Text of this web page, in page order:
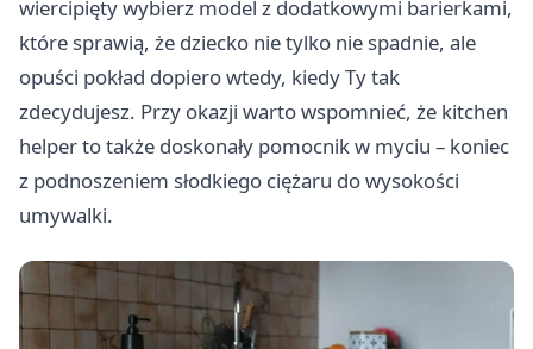
wiercipięty wybierz model z dodatkowymi barierkami,
które sprawią, że dziecko nie tylko nie spadnie, ale
opuści pokład dopiero wtedy, kiedy Ty tak
zdecydujesz. Przy okazji warto wspomnieć, że kitchen
helper to także doskonały pomocnik w myciu – koniec
z podnoszeniem słodkiego ciężaru do wysokości
umywalki.